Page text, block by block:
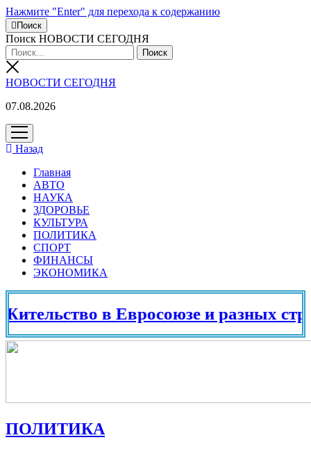
Нажмите "Enter" для перехода к содержанию
Поиск
Поиск НОВОСТИ СЕГОДНЯ
НОВОСТИ СЕГОДНЯ
07.08.2026
открыть
меню
Назад
Главная
АВТО
НАУКА
ЗДОРОВЬЕ
КУЛЬТУРА
ПОЛИТИКА
СПОРТ
ФИНАНСЫ
ЭКОНОМИКА
в Евросоюзе и разных странах
ПОЛИТИКА